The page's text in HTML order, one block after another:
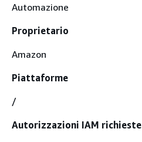
Automazione
Proprietario
Amazon
Piattaforme
/
Autorizzazioni IAM richieste